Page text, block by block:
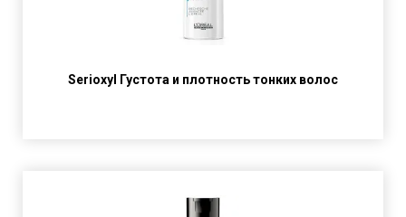
Serioxyl Густота и плотность тонких волос